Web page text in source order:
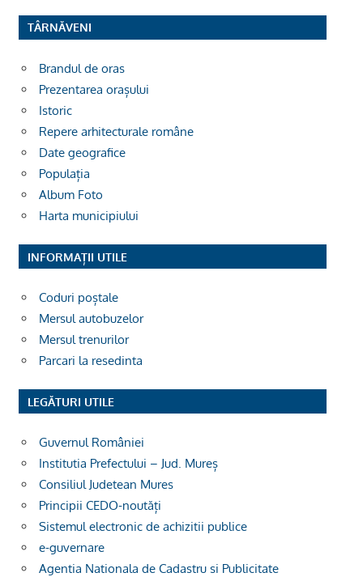
TÂRNĂVENI
Brandul de oras
Prezentarea orașului
Istoric
Repere arhitecturale române
Date geografice
Populația
Album Foto
Harta municipiului
INFORMAȚII UTILE
Coduri poștale
Mersul autobuzelor
Mersul trenurilor
Parcari la resedinta
LEGĂTURI UTILE
Guvernul României
Institutia Prefectului – Jud. Mureș
Consiliul Judetean Mures
Principii CEDO-noutăți
Sistemul electronic de achizitii publice
e-guvernare
Agentia Nationala de Cadastru si Publicitate